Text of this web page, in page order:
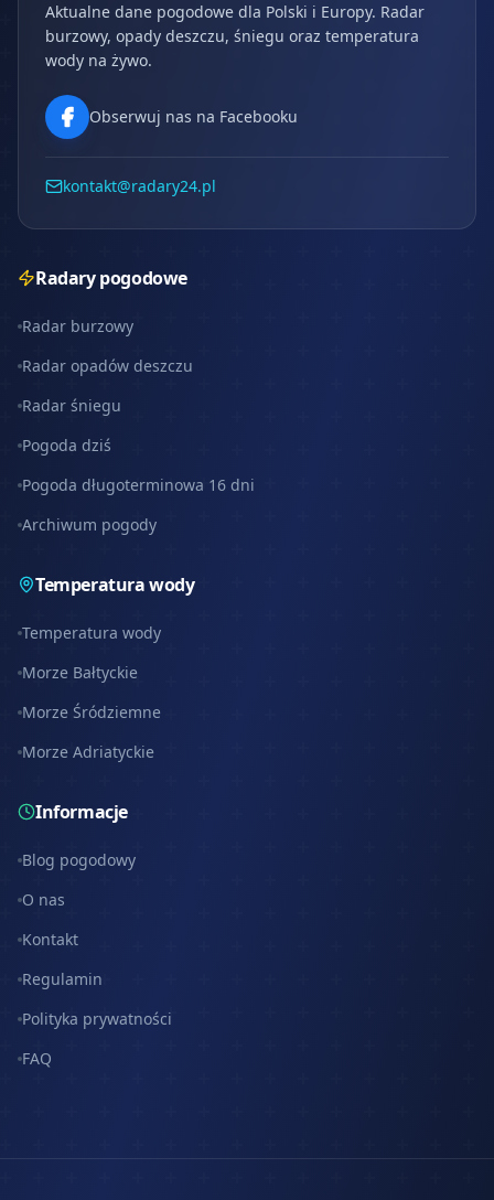
Aktualne dane pogodowe dla Polski i Europy. Radar
burzowy, opady deszczu, śniegu oraz temperatura
wody na żywo.
Obserwuj nas na Facebooku
kontakt@radary24.pl
Radary pogodowe
Radar burzowy
Radar opadów deszczu
Radar śniegu
Pogoda dziś
Pogoda długoterminowa 16 dni
Archiwum pogody
Temperatura wody
Temperatura wody
Morze Bałtyckie
Morze Śródziemne
Morze Adriatyckie
Informacje
Blog pogodowy
O nas
Kontakt
Regulamin
Polityka prywatności
FAQ